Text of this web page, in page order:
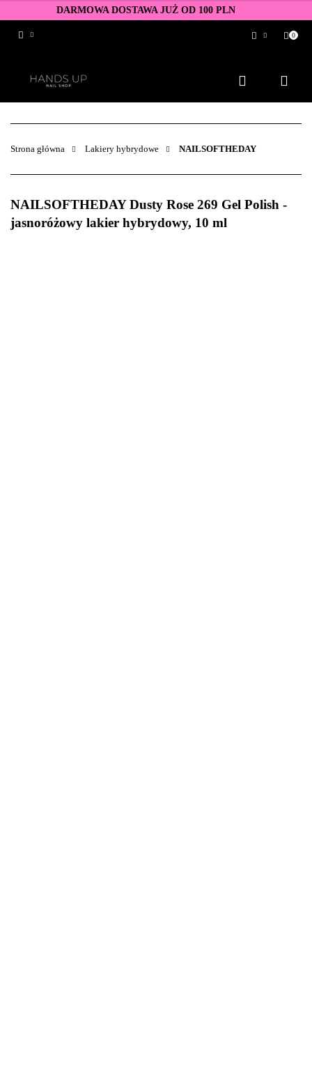
DARMOWA DOSTAWA JUŻ OD 100 PLN
Zarejestruj się
Dodaj zgłoszenie
Zgody cookies
0
Strona główna Lakiery hybrydowe NAILSOFTHEDAY
NAILSOFTHEDAY Dusty Rose 269 Gel Polish -
jasnoróżowy lakier hybrydowy, 10 ml